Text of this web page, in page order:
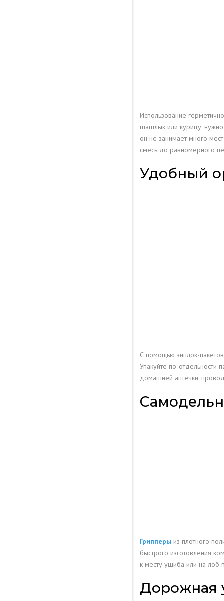
Использование
шашлык или курицу, нужно
он не занимает много
смесь до равномерного
Удобный
С помощью зиплок-
Упакуйте по-отдельности
домашней аптечки,
Грипперы из плотного
быстрого изготовления
к месту ушиба или на лоб
Дорожная